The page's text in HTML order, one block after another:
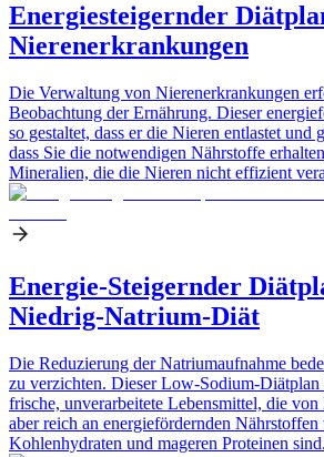
Energiesteigernder
Nierenerkrankungen
Die Verwaltung von Nierenerkrankungen
Beobachtung der Ernährung. Dieser
so gestaltet, dass er die Nieren entlastet und
dass Sie die notwendigen Nährstoffe
Mineralien, die die Nieren nicht effizient
Energie-Steigernder
Niedrig-Natrium-Diät
Die Reduzierung der Natriumaufnahme
zu verzichten. Dieser Low-Sodium-Diätplan
frische, unverarbeitete Lebensmittel, die von
aber reich an energiefördernden
Kohlenhydraten und mageren Proteinen sind.